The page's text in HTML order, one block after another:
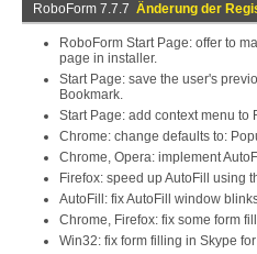
RoboForm 7.7.7 Änderung der
RoboForm Start Page: offer to
page in installer.
Start Page: save the user's
Bookmark.
Start Page: add context menu to
Chrome: change defaults to:
Chrome, Opera: implement
Firefox: speed up AutoFill using
AutoFill: fix AutoFill window
Chrome, Firefox: fix some form
Win32: fix form filling in Skype